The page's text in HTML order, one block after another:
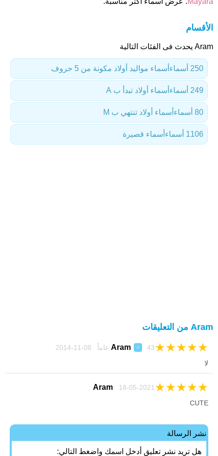
الأقسام
Aram يحدث فى الفئات التالية
أسماء مواليد أولاد مكونة من 5 حروف 250 أسماء
أسماء أولاد تبدأ ب A 249 أسماء
أسماء أولاد تنتهي ب M 80 أسماء
أسماء قصيرة 1106 أسماء
Aram من التعليقات
Aram ♂ 43 عاماً 08-11-2014 ★
★
★
★
★
لا
Aram 18-05-2021 ★
★
★
★
★
CUTE
نشر الرسالة
هل تريد نشر تعليق أدخل اسمك واضغط التالي: